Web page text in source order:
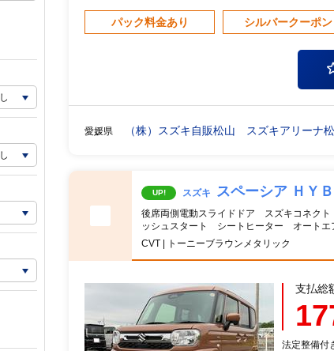
パック料金あり シルバークーポン
愛媛県 （株）スズキ自販松山 スズキアリーナ
UP! スズキ スペーシア ＨＹ
後席両側電動スライドドア スズキコネク
ッシュスタート シートヒーター オート
CVT | トーニーブラウンメタリック
支払総
法定整備付